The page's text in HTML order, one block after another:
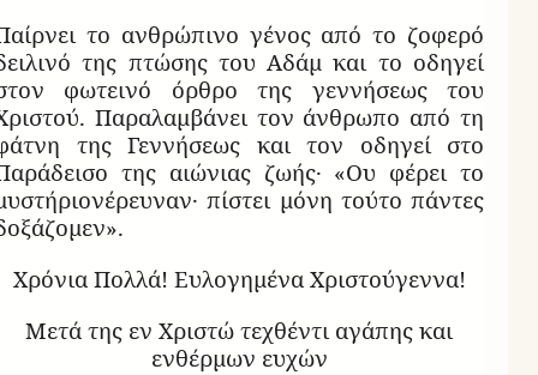
το ανθρώπινο γένος από το ζοφερό
της πτώσης του Αδάμ και το οδηγεί
φωτεινό όρθρο της γεννήσεως του
Παραλαμβάνει τον άνθρωπο από τη
της Γεννήσεως και τον οδηγεί στο
της αιώνιας ζωής· «Ου φέρει το
πίστει μόνη τούτο πάντες
Χρόνια Πολλά! Ευλογημένα Χριστούγεννα!
Μετά της εν Χριστώ τεχθέντι αγάπης και
ενθέρμων ευχών